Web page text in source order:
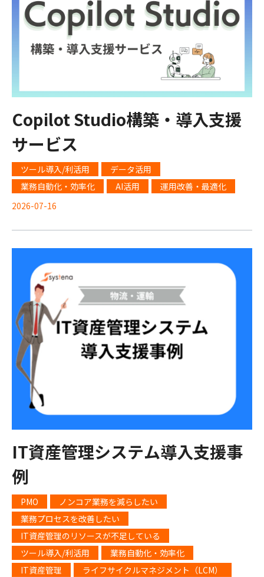
Copilot Studio構築・導入支援
サービス
ツール導入/利活用
データ活用
業務自動化・効率化
AI活用
運用改善・最適化
2026-07-16
IT資産管理システム導入支援事
例
PMO
ノンコア業務を減らしたい
業務プロセスを改善したい
IT資産管理のリソースが不足している
ツール導入/利活用
業務自動化・効率化
IT資産管理
ライフサイクルマネジメント（LCM）